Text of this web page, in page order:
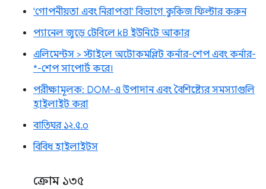
'গোপনীয়তা এবং নিরাপত্তা' বিভাগে কুকিজ ফিল্টার করুন
প্যানেল জুড়ে টেবিলে kB ইউনিটে আকার
এলিমেন্টস > স্টাইলে অটোকমপ্লিট কর্নার-শেপ এবং কর্নার-
*-শেপ সাপোর্ট করে।
পরীক্ষামূলক: DOM-এ উপাদান এবং বৈশিষ্ট্যের সমস্যাগুলি
হাইলাইট করা
বাতিঘর ১২.৫.০
বিবিধ হাইলাইটস
ক্রোম ১৩৫